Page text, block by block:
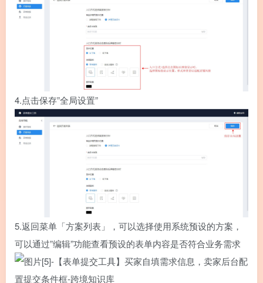
4.点击保存”全局设置”
5.返回菜单「方案列表」，可以选择使用系统预设的方案，
可以通过”编辑”功能查看预设的表单内容是否符合业务需求